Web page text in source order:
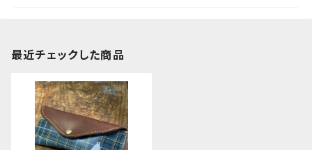
最近チェックした商品